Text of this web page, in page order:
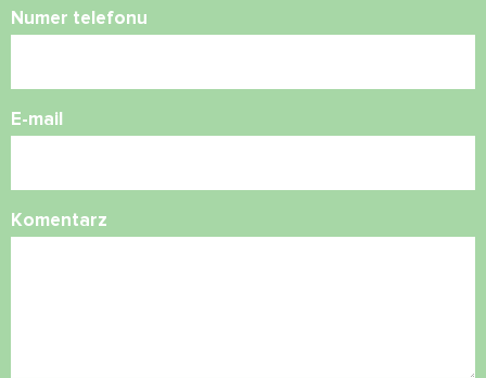
Numer telefonu
E-mail
Komentarz